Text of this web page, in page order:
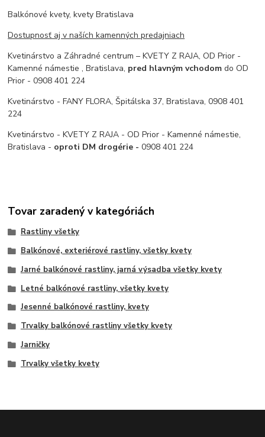
Balkónové kvety, kvety Bratislava
Dostupnosť aj v naších kamenných predajniach
Kvetinárstvo a Záhradné centrum – KVETY Z RAJA, OD Prior -
Kamenné námestie , Bratislava, pred hlavným vchodom do OD
Prior - 0908 401 224
Kvetinárstvo - FANY FLORA, Špitálska 37, Bratislava, 0908 401
224
Kvetinárstvo - KVETY Z RAJA - OD Prior - Kamenné námestie,
Bratislava - oproti DM drogérie -0908 401 224
Tovar zaradený v kategóriách
Rastliny všetky
Balkónové, exteriérové rastliny, všetky kvety
Jarné balkónové rastliny, jarná výsadba všetky kvety
Letné balkónové rastliny, všetky kvety
Jesenné balkónové rastliny, kvety
Trvalky balkónové rastliny všetky kvety
Jarničky
Trvalky všetky kvety